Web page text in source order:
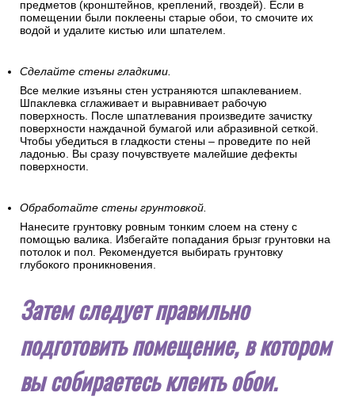
предметов (кронштейнов, креплений, гвоздей). Если в
помещении были поклеены старые обои, то смочите их
водой и удалите кистью или шпателем.
Сделайте стены гладкими.
Все мелкие изъяны стен устраняются шпаклеванием.
Шпаклевка сглаживает и выравнивает рабочую
поверхность. После шпатлевания произведите зачистку
поверхности наждачной бумагой или абразивной сеткой.
Чтобы убедиться в гладкости стены – проведите по ней
ладонью. Вы сразу почувствуете малейшие дефекты
поверхности.
Обработайте стены грунтовкой.
Нанесите грунтовку ровным тонким слоем на стену с
помощью валика. Избегайте попадания брызг грунтовки на
потолок и пол. Рекомендуется выбирать грунтовку
глубокого проникновения.
Затем следует правильно
подготовить помещение, в котором
вы собираетесь клеить обои.